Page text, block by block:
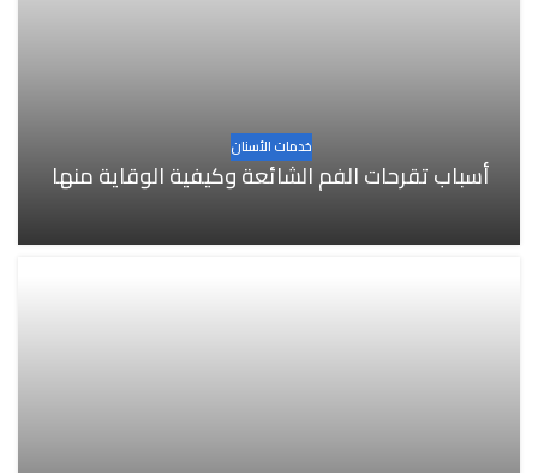
خدمات الأسنان
أسباب تقرحات الفم الشائعة وكيفية الوقاية منها